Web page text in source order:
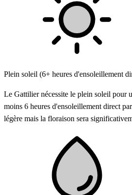
Plein soleil (6+ heures d'ensoleillement
Le Gattilier nécessite le plein soleil pour
moins 6 heures d'ensoleillement direct
légère mais la floraison sera